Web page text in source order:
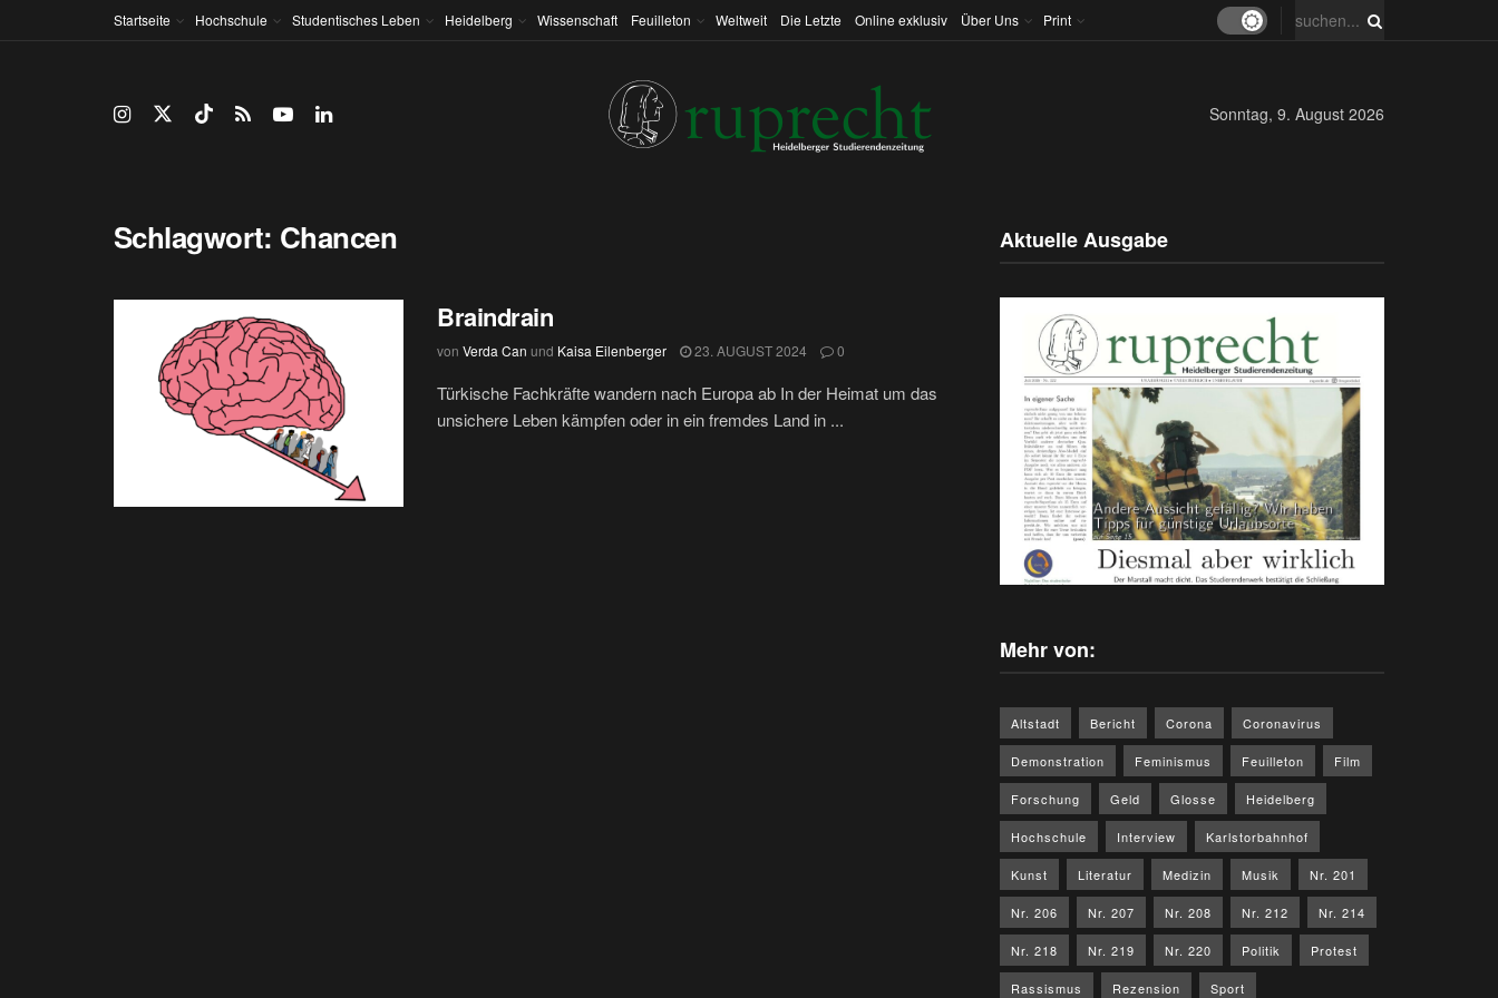
Startseite Hochschule Studentisches Leben Heidelberg Wissenschaft Feuilleton Weltweit Die Letzte Online exklusiv Über Uns Print
Sonntag, 9. August 2026
Schlagwort: Chancen
Braindrain
von Verda Can und Kaisa Eilenberger 23. AUGUST 2024 0
Türkische Fachkräfte wandern nach Europa ab In der Heimat um das
unsichere Leben kämpfen oder in ein fremdes Land in ...
Aktuelle Ausgabe
Mehr von:
Altstadt Bericht Corona Coronavirus
Demonstration Feminismus Feuilleton Film
Forschung Geld Glosse Heidelberg
Hochschule Interview Karlstorbahnhof
Kunst Literatur Medizin Musik Nr. 201
Nr. 206 Nr. 207 Nr. 208 Nr. 212 Nr. 214
Nr. 218 Nr. 219 Nr. 220 Politik Protest
Rassismus Rezension Sport